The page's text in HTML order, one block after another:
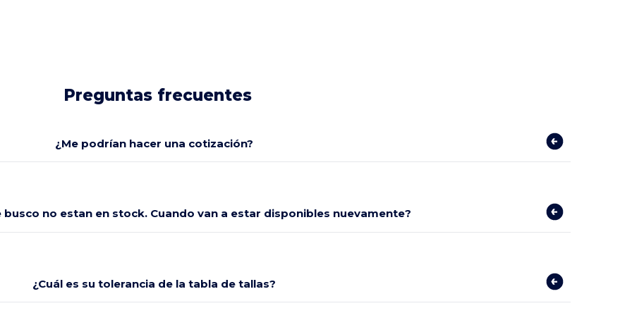
Preguntas frecuentes
¿Me podrían hacer una cotización?
busco no estan en stock. Cuando van a estar disponibles nuevamente?
¿Cuál es su tolerancia de la tabla de tallas?